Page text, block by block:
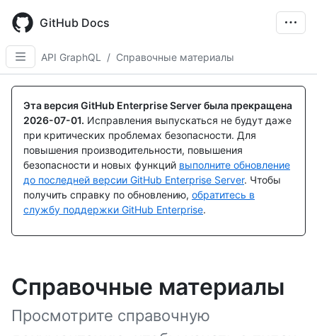
main
content
GitHub Docs
API GraphQL / Справочные материалы
Эта версия GitHub Enterprise Server была прекращена
2026-07-01. Исправления выпускаться не будут даже
при критических проблемах безопасности. Для
повышения производительности, повышения
безопасности и новых функций выполните обновление
до последней версии GitHub Enterprise Server. Чтобы
получить справку по обновлению, обратитесь в
службу поддержки GitHub Enterprise.
Справочные материалы
Просмотрите справочную